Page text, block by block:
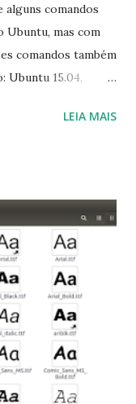
alguns comandos
mas com
comandos também
Ubuntu 15.04,
OS 0.3, Deepin
lista de pacotes: $
distro: $ sudo apt-
-d -c 3- Instalar
pacote] 4-
apt-get check 5-
instalação de
apt-get -f install
nã...
LEIA MAIS